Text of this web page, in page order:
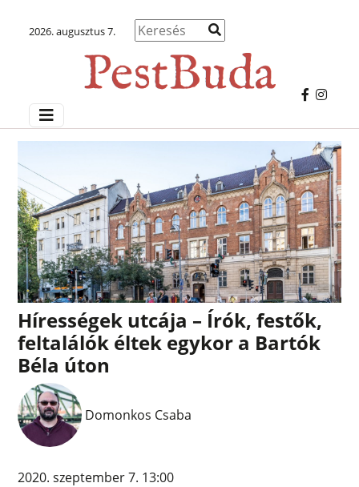
2026. augusztus 7.
Hírességek utcája – Írók, festők,
feltalálók éltek egykor a Bartók
Béla úton
Domonkos Csaba
2020. szeptember 7. 13:00